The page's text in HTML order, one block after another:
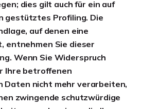
dies gilt auch für ein auf
gestütztes Profiling. Die
auf denen eine
entnehmen Sie dieser
Wenn Sie Widerspruch
Ihre betroffenen
Daten nicht mehr verarbeiten,
zwingende schutzwürdige